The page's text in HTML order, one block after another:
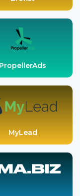
PropellerAds
MyLead